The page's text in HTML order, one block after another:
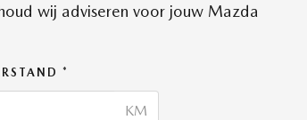
wij adviseren voor jouw Mazda
KM